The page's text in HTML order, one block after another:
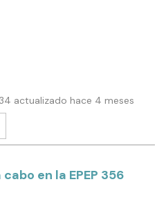
actualizado hace 4 meses
en la EPEP 356